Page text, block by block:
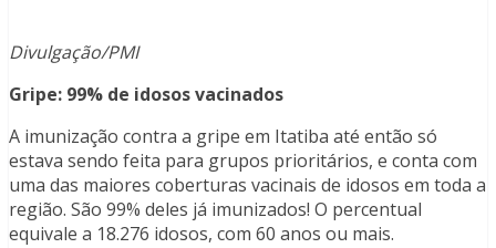
Divulgação/PMI
Gripe: 99% de idosos vacinados
A imunização contra a gripe em Itatiba até então só
estava sendo feita para grupos prioritários, e conta com
uma das maiores coberturas vacinais de idosos em toda a
região. São 99% deles já imunizados! O percentual
equivale a 18.276 idosos, com 60 anos ou mais.